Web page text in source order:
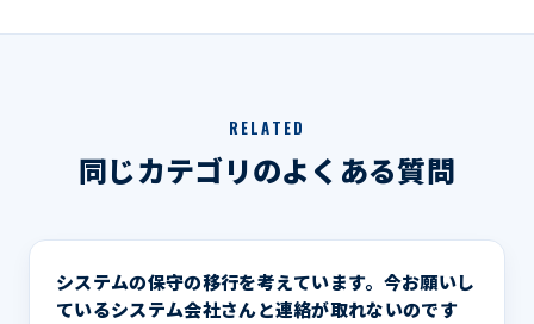
RELATED
同じカテゴリのよくある質問
システムの保守の移行を考えています。今お願いし
ているシステム会社さんと連絡が取れないのです